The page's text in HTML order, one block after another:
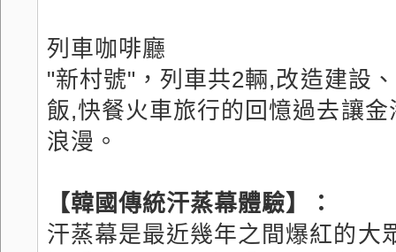
列車咖啡廳
"新村號"，列車共2輛,改造建設
飯,快餐火車旅行的回憶過去讓
浪漫。
【韓國傳統汗蒸幕體驗】：
汗蒸幕是最近幾年之間爆紅的大